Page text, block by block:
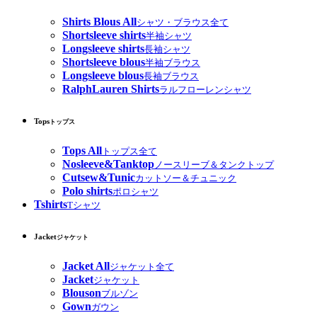
Shirts Blous Allシャツ・ブラウス全て
Shortsleeve shirts半袖シャツ
Longsleeve shirts長袖シャツ
Shortsleeve blous半袖ブラウス
Longsleeve blous長袖ブラウス
RalphLauren Shirtsラルフローレンシャツ
Tops トップス
Tops All トップス全て
Nosleeve&Tanktopノースリーブ＆タンクトップ
Cutsew&Tunicカットソー＆チュニック
Polo shirtsポロシャツ
TshirtsTシャツ
Jacketジャケット
Jacket Allジャケット全て
Jacketジャケット
Blousonブルゾン
Gownガウン